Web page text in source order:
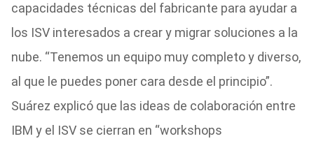
capacidades técnicas del fabricante para ayudar a
los ISV interesados a crear y migrar soluciones a la
nube. “Tenemos un equipo muy completo y diverso,
al que le puedes poner cara desde el principio”.
Suárez explicó que las ideas de colaboración entre
IBM y el ISV se cierran en “workshops